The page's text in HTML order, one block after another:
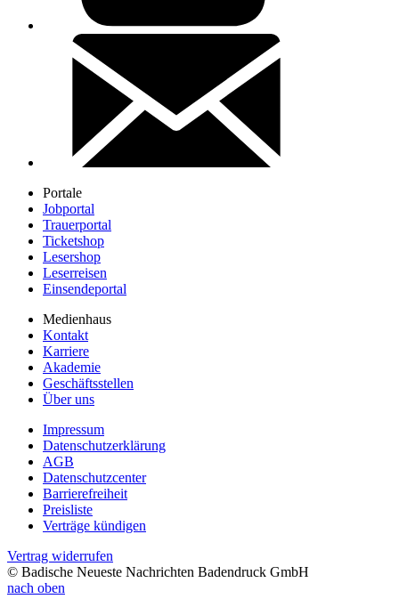
Portale
Jobportal
Trauerportal
Ticketshop
Lesershop
Leserreisen
Einsendeportal
Medienhaus
Kontakt
Karriere
Akademie
Geschäftsstellen
Über uns
Impressum
Datenschutzerklärung
AGB
Datenschutzcenter
Barrierefreiheit
Preisliste
Verträge kündigen
Vertrag widerrufen
© Badische Neueste Nachrichten Badendruck GmbH
nach oben